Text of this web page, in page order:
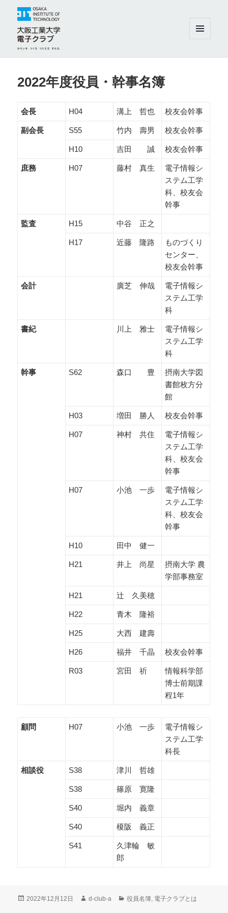
2022年度役員・幹事名簿
会長 H04 溝上 哲也 校友会幹事
副会長 S55 竹内 壽男 校友会幹事
H10 吉田 誠 校友会幹事
庶務 H07 藤村 真生
電子情報シ
ステム工学
科、校友会
幹事
監査 H15 中谷 正之
H17 近藤 隆路
ものづくり
センター、
校友会幹事
会計 廣芝 伸哉
電子情報シ
ステム工学
科
書紀 川上 雅士
電子情報シ
ステム工学
科
幹事 S62 森口 豊
摂南大学図
書館枚方分
館
H03 増田 勝人 校友会幹事
H07 神村 共住
電子情報シ
ステム工学
科、校友会
幹事
H07 小池 一歩
電子情報シ
ステム工学
科、校友会
幹事
H10 田中 健一
H21 井上 尚星
摂南大学 農
学部事務室
H21 辻 久美穂
H22 青木 隆裕
H25 大西 建壽
H26 福井 千晶 校友会幹事
R03 宮田 祈
情報科学部
博士前期課
程1年
顧問 H07 小池 一歩
電子情報シ
ステム工学
科長
相談役 S38 津川 哲雄
S38 篠原 寛隆
S40 堀内 義章
S40 榎阪 義正
S41
久津輪 敏
郎
投
2022年12月12日
作
d-club-a
カ
役員名簿, 電子クラブとは